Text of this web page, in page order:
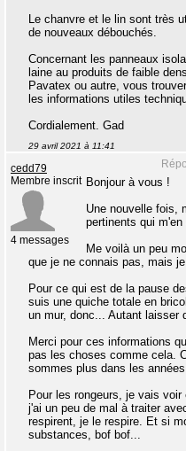
Le chanvre et le lin sont très
de nouveaux débouchés.
Concernant les panneaux
laine au produits de faible
Pavatex ou autre, vous
les informations utiles
Cordialement. Gad
29 avril 2021 à 11:41
cedd79
Membre inscrit
4 messages
Bonjour à vous !
Une nouvelle fois,
pertinents qui m'en
Me voilà un peu
que je ne connais pas, mais
Pour ce qui est de la pause
suis une quiche totale en
un mur, donc... Autant laisser
Merci pour ces informations
pas les choses comme cela.
sommes plus dans les
Pour les rongeurs, je vais
j'ai un peu de mal à traiter
respirent, je le respire. Et si
substances, bof bof...